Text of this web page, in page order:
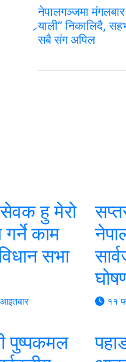
नेपालगञ्जमा
र्‍याली” निकालिदै,
सबै संग अपिल
हु मेरो
गर्ने काम
सभा
११
पुष्पकमल